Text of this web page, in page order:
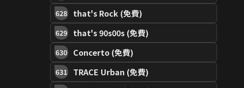
628 that's Rock (免費)
629 that's 90s00s (免費)
630 Concerto (免費)
631 TRACE Urban (免費)